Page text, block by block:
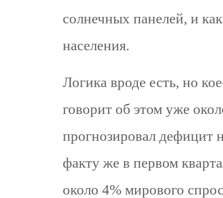
солнечных панелей, и
населения.
Логика вроде есть, но
говорит об этом уже
прогнозировал дефицит
факту же в первом
около 4% мирового